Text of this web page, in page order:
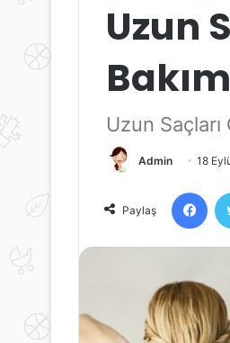
Uzun
Uzun
Admin 18
Paylaş